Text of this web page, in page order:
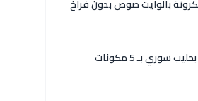
بالوايت صوص بدون فراخ
سوري بـ 5 مكونات